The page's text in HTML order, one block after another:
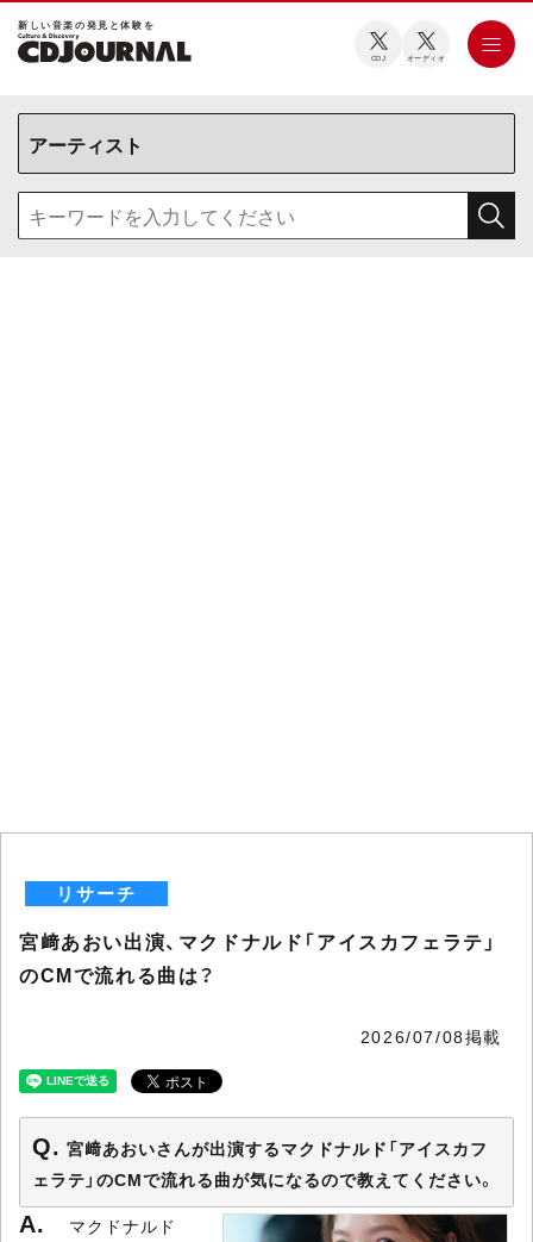
新しい⾳楽の発⾒と体験を
CDJ オーディオ
リサーチ
宮﨑あおい出演、マクドナルド「アイスカフェラテ」
のCMで流れる曲は？
2026/07/08掲載
宮﨑あおいさんが出演するマクドナルド「アイスカフ
ェラテ」のCMで流れる曲が気になるので教えてください。
マクドナルド